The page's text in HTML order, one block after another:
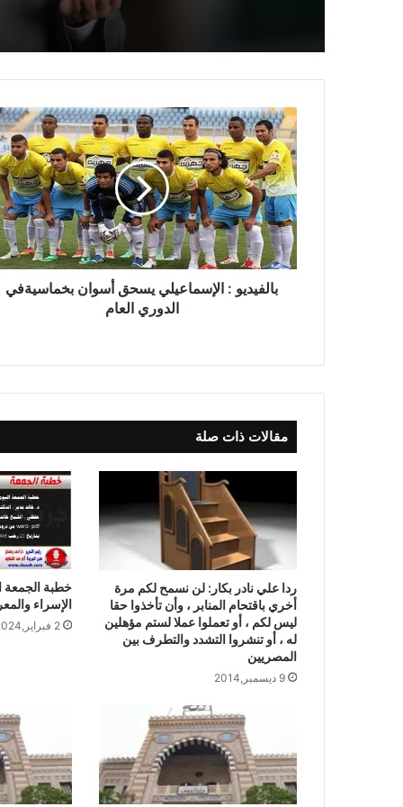
بالفيديو : الإسماعيلي يسحق أسوان بخماسيةفي
الدوري العام
مقالات ذات صلة
ردا علي نادر بكار: لن نسمح لكم مرة
أخري باقتحام المنابر ، وأن تأخذوا حقا
ليس لكم ، أو تعملوا عملا لستم مؤهلين
له ، أو تنشروا التشدد والتطرف بين
المصريين
9 ديسمبر,2014
خطبة
الإسراء
2 فبراير,2024